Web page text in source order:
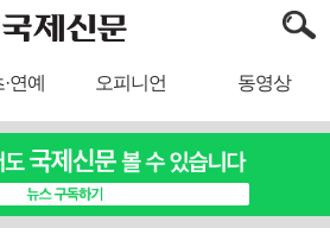
연예 오피니언 동영상